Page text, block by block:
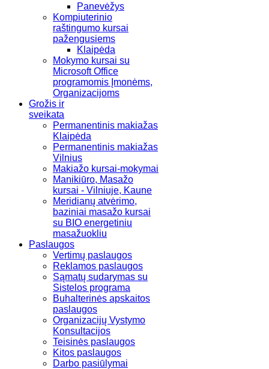
Panevėžys
Kompiuterinio
raštingumo kursai
pažengusiems
Klaipėda
Mokymo kursai su
Microsoft Office
programomis Įmonėms,
Organizacijoms
Grožis ir
sveikata
Permanentinis makiažas
Klaipėda
Permanentinis makiažas
Vilnius
Makiažo kursai-mokymai
Manikiūro, Masažo
kursai - Vilniuje, Kaune
Meridianų atvėrimo,
baziniai masažo kursai
su BIO energetiniu
masažuokliu
Paslaugos
Vertimų paslaugos
Reklamos paslaugos
Sąmatų sudarymas su
Sistelos programa
Buhalterinės apskaitos
paslaugos
Organizacijų Vystymo
Konsultacijos
Teisinės paslaugos
Kitos paslaugos
Darbo pasiūlymai